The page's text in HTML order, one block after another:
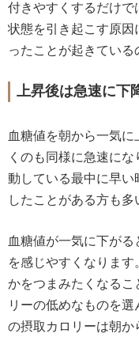
付きやすくするだけで
状態を引き起こす原因
ったことが起きている
上昇後は急速に下
血糖値を朝から一気
くのも同様に急速に
動している最中に早い
したことがある方も多
血糖値が一気に下が
を感じやすくなりま
かをつまみたくなるこ
リーの低めなものを
の摂取カロリーは朝か